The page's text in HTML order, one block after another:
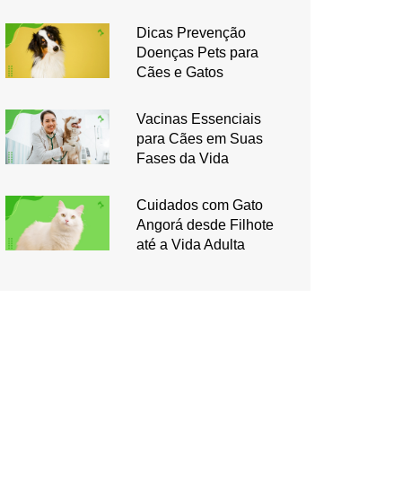
Dicas Prevenção
Doenças Pets para
Cães e Gatos
Vacinas Essenciais
para Cães em Suas
Fases da Vida
Cuidados com Gato
Angorá desde Filhote
até a Vida Adulta